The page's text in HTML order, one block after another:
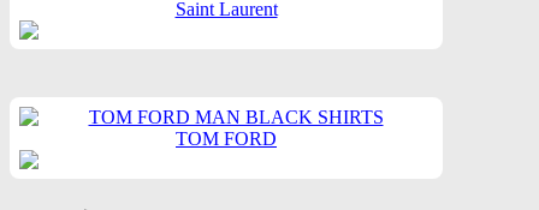
Saint Laurent
TOM FORD